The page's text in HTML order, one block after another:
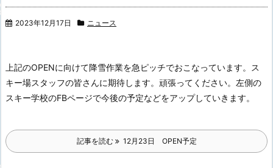
2023年12月17日 ニュース
上記のOPENに向けて降雪作業を急ピッチでおこなっています。
ス
キー場スタッフの皆さんに期待します。 頑張ってください。 左側の
スキー学校のFBページで今後の予定などをアップしていきます。
記事を読む 12月23日 OPEN予定